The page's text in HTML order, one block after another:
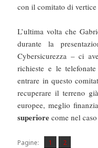
con il comitato di vertice
L’ultima volta che
durante la
Cybersicurezza – ci
richieste e le
entrare in questo
recuperare il terreno
europee, meglio
superiorecome nel
Pagine: Pagina
1 ,
Pagina
2